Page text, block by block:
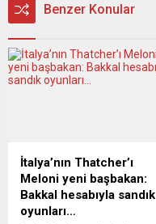
Benzer Konular
İtalya’nın Thatcher’ı
Meloni yeni başbakan:
Bakkal hesabıyla sandık
oyunları…